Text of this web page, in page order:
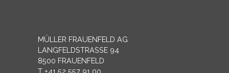
MÜLLER FRAUENFELD AG
LANGFELDSTRASSE 94
8500 FRAUENFELD
T +41 52 557 91 00